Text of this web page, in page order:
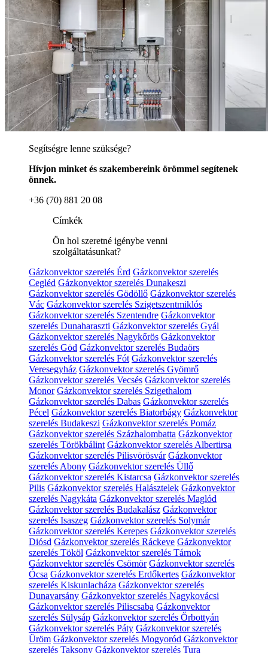
Segítségre lenne szüksége?
Hívjon minket és szakembereink örömmel segítenek
önnek.
+36 (70) 881 20 08
Címkék
Ön hol szeretné igénybe venni
szolgáltatásunkat?
Gázkonvektor szerelés Érd Gázkonvektor szerelés
Cegléd Gázkonvektor szerelés Dunakeszi
Gázkonvektor szerelés Gödöllő Gázkonvektor szerelés
Vác Gázkonvektor szerelés Szigetszentmiklós
Gázkonvektor szerelés Szentendre Gázkonvektor
szerelés Dunaharaszti Gázkonvektor szerelés Gyál
Gázkonvektor szerelés Nagykőrös Gázkonvektor
szerelés Göd Gázkonvektor szerelés Budaörs
Gázkonvektor szerelés Fót Gázkonvektor szerelés
Veresegyház Gázkonvektor szerelés Gyömrő
Gázkonvektor szerelés Vecsés Gázkonvektor szerelés
Monor Gázkonvektor szerelés Szigethalom
Gázkonvektor szerelés Dabas Gázkonvektor szerelés
Pécel Gázkonvektor szerelés Biatorbágy Gázkonvektor
szerelés Budakeszi Gázkonvektor szerelés Pomáz
Gázkonvektor szerelés Százhalombatta Gázkonvektor
szerelés Törökbálint Gázkonvektor szerelés Albertirsa
Gázkonvektor szerelés Pilisvörösvár Gázkonvektor
szerelés Abony Gázkonvektor szerelés Üllő
Gázkonvektor szerelés Kistarcsa Gázkonvektor szerelés
Pilis Gázkonvektor szerelés Halásztelek Gázkonvektor
szerelés Nagykáta Gázkonvektor szerelés Maglód
Gázkonvektor szerelés Budakalász Gázkonvektor
szerelés Isaszeg Gázkonvektor szerelés Solymár
Gázkonvektor szerelés Kerepes Gázkonvektor szerelés
Diósd Gázkonvektor szerelés Ráckeve Gázkonvektor
szerelés Tököl Gázkonvektor szerelés Tárnok
Gázkonvektor szerelés Csömör Gázkonvektor szerelés
Ócsa Gázkonvektor szerelés Erdőkertes Gázkonvektor
szerelés Kiskunlacháza Gázkonvektor szerelés
Dunavarsány Gázkonvektor szerelés Nagykovácsi
Gázkonvektor szerelés Piliscsaba Gázkonvektor
szerelés Sülysáp Gázkonvektor szerelés Őrbottyán
Gázkonvektor szerelés Páty Gázkonvektor szerelés
Üröm Gázkonvektor szerelés Mogyoród Gázkonvektor
szerelés Taksony Gázkonvektor szerelés Tura